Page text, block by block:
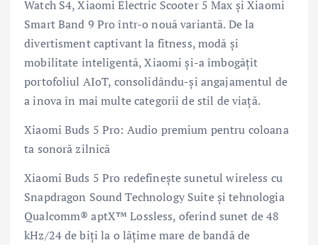
Watch S4, Xiaomi Electric Scooter 5 Max și Xiaomi
Smart Band 9 Pro într-o nouă variantă. De la
divertisment captivant la fitness, modă și
mobilitate inteligentă, Xiaomi și-a îmbogățit
portofoliul AIoT, consolidându-și angajamentul de
a inova în mai multe categorii de stil de viață.
Xiaomi Buds 5 Pro: Audio premium pentru coloana
ta sonoră zilnică
Xiaomi Buds 5 Pro redefinește sunetul wireless cu
Snapdragon Sound Technology Suite și tehnologia
Qualcomm® aptX™ Lossless, oferind sunet de 48
kHz/24 de biți la o lățime mare de bandă de